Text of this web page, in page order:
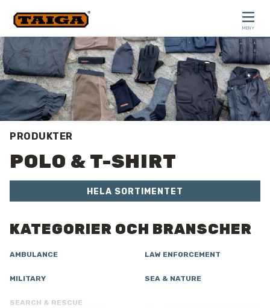
MENY
PRODUKTER
POLO & T-SHIRT
HELA SORTIMENTET
KATEGORIER OCH BRANSCHER
AMBULANCE LAW ENFORCEMENT
MILITARY SEA & NATURE
SEARCH & RESCUE